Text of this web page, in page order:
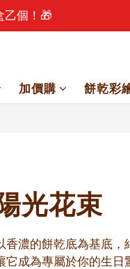
乙個！🎁
加價購 餅乾彩
光花束
香濃的餅乾底為基底，
它成為專屬於你的生日